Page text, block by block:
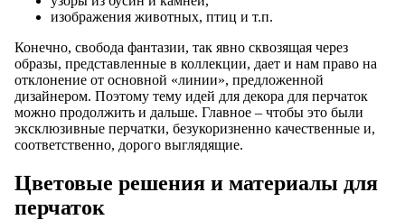
изображения животных, птиц и т.п.
Конечно, свобода фантазии, так явно сквозящая через
образы, представленные в коллекции, дает и нам право на
отклонение от основной «линии», предложенной
дизайнером. Поэтому тему идей для декора для перчаток
можно продолжить и дальше. Главное – чтобы это были
эксклюзивные перчатки, безукоризненно качественные и,
соответственно, дорого выглядящие.
Цветовые решения и материалы для
перчаток